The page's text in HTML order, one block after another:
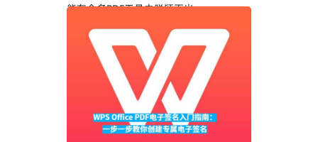
能在众多PDF工具中脱颖而出